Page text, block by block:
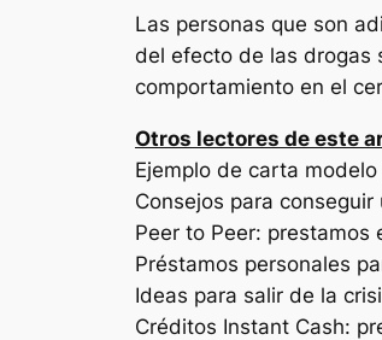
Las personas que son
del efecto de las drogas
comportamiento en el
Otros lectores de este
Ejemplo de carta
Consejos para
Peer to Peer:
Préstamos personales
Ideas para salir de la
Créditos Instant Cash: